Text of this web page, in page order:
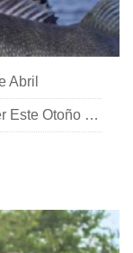
Abril
5 Actividades De Verano Para Hacer Este Otoño En Myrtle Beach